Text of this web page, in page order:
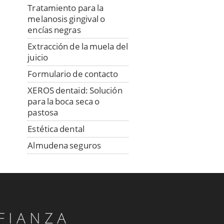
Tratamiento para la
melanosis gingival o
encías negras
Extracción de la muela del
juicio
Formulario de contacto
XEROS dentaid: Solución
para la boca seca o
pastosa
Estética dental
Almudena seguros